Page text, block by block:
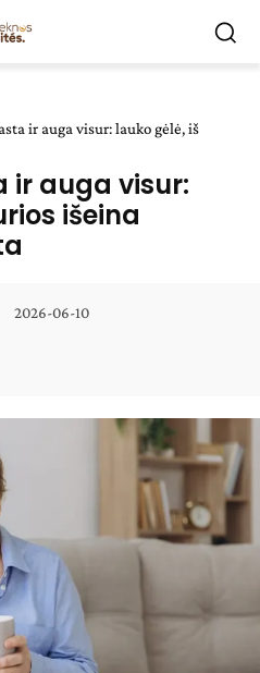
ir auga visur: lauko gėlė, iš
ir auga visur:
išeina
2026-06-10